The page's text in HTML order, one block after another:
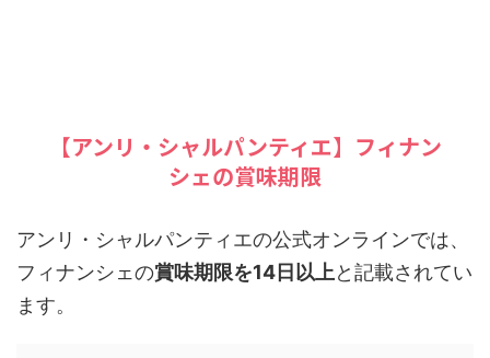
【アンリ・シャルパンティエ】フィナン
シェの賞味期限
アンリ・シャルパンティエの公式オンラインでは、
フィナンシェの賞味期限を14日以上と記載されてい
ます。